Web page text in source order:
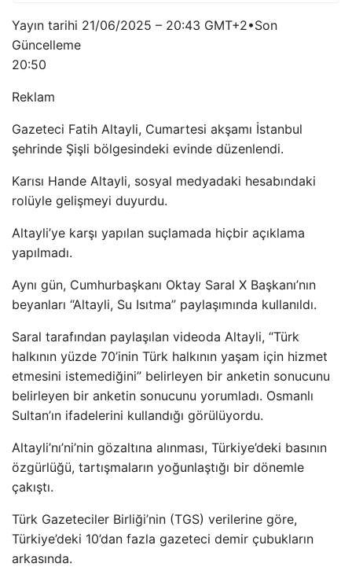
Yayın tarihi 21/06/2025 – 20:43 GMT+2•Son
Güncelleme
20:50
Reklam
Gazeteci Fatih Altayli, Cumartesi akşamı İstanbul
şehrinde Şişli bölgesindeki evinde düzenlendi.
Karısı Hande Altayli, sosyal medyadaki hesabındaki
rolüyle gelişmeyi duyurdu.
Altayli’ye karşı yapılan suçlamada hiçbir açıklama
yapılmadı.
Aynı gün, Cumhurbaşkanı Oktay Saral X Başkanı’nın
beyanları “Altayli, Su Isıtma” paylaşımında kullanıldı.
Saral tarafından paylaşılan videoda Altayli, “Türk
halkının yüzde 70’inin Türk halkının yaşam için hizmet
etmesini istemediğini” belirleyen bir anketin sonucunu
belirleyen bir anketin sonucunu yorumladı. Osmanlı
Sultan’ın ifadelerini kullandığı görülüyordu.
Altayli’nı’ni’nin gözaltına alınması, Türkiye’deki basının
özgürlüğü, tartışmaların yoğunlaştığı bir dönemle
çakıştı.
Türk Gazeteciler Birliği’nin (TGS) verilerine göre,
Türkiye’deki 10’dan fazla gazeteci demir çubukların
arkasında.